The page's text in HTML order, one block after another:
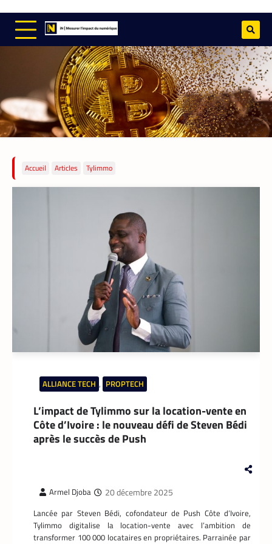
Accueil Articles Tylimmo
ALLIANCE TECH , PROPTECH
L’impact de Tylimmo sur la location-vente en
Côte d’Ivoire : le nouveau défi de Steven Bédi
après le succès de Push
Armel Djoba 20 décembre 2025
Lancée par Steven Bédi, cofondateur de Push Côte d’Ivoire,
Tylimmo digitalise la location-vente avec l’ambition de
transformer 100 000 locataires en propriétaires. Parrainée par
partenaires Yango s’est imposé comme l’un
14 mai 2026
Il n’a pas l’âge de s’arrêter. La soixantaine
revolue, M. Pani Gnaba Cauleve Delpech
est sans doute le doyen des coursiers-
partenaires de Yango Food en Côte d’Ivoire.
Chaque matin, depuis son logement de
Marcory, il enfourche son vélo, ouvre
l’application Pro développée
spécifiquement pour les coursiers, et
attend que son téléphone sonne. La suite
est une question de technologie et
d’endurance.
APPLICATION , TECH AFRIQUE
Prosuma et Yango Food : un partenariat qui